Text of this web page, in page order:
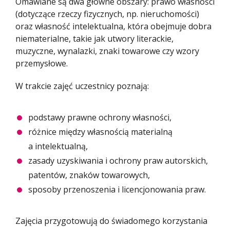
(dotyczące rzeczy fizycznych, np. nieruchomości)
oraz własność intelektualna, która obejmuje dobra
niematerialne, takie jak utwory literackie,
muzyczne, wynalazki, znaki towarowe czy wzory
przemysłowe.
W trakcie zajęć uczestnicy poznają:
podstawy prawne ochrony własności,
różnice między własnością materialną
a intelektualną,
zasady uzyskiwania i ochrony praw autorskich,
patentów, znaków towarowych,
sposoby przenoszenia i licencjonowania praw.
Zajęcia przygotowują do świadomego korzystania